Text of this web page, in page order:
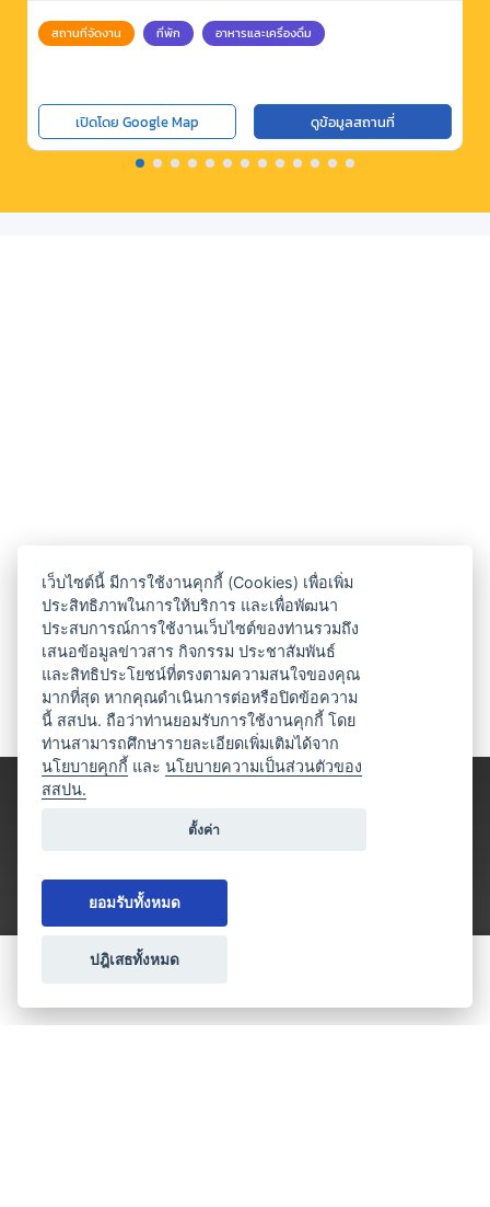
สถานที่จัดงาน ที่พัก อาหารและเครื่องดื่ม
เปิดโดย Google Map ดูข้อมูลสถานที่
ประเภทธุรกิจไมซ์
เว็บไซต์นี้ มีการใช้งานคุกกี้ (Cookies) เพื่อเพิ่ม
ประสิทธิภาพในการให้บริการ และเพื่อพัฒนา
ประสบการณ์การใช้งานเว็บไซต์ของท่านรวมถึง
เสนอข้อมูลข่าวสาร กิจกรรม ประชาสัมพันธ์
และสิทธิประโยชน์ที่ตรงตามความสนใจของคุณ
มากที่สุด หากคุณดำเนินการต่อหรือปิดข้อความ
นี้ สสปน. ถือว่าท่านยอมรับการใช้งานคุกกี้ โดย
ท่านสามารถศึกษารายละเอียดเพิ่มเติมได้จาก
นโยบายคุกกี้ และนโยบายความเป็นส่วนตัวของ
สสปน.
ตั้งค่า
ยอมรับทั้งหมด
ปฎิเสธทั้งหมด